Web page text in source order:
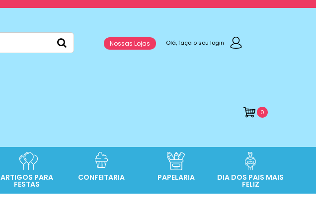
Nossas Lojas Olá, faça o seu login
0
ARTIGOS PARA
FESTAS
CONFEITARIA PAPELARIA DIA DOS PAIS MAIS
FELIZ